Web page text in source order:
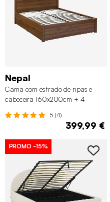
Nepal
Cama com estrado de ripas e
cabeceira 160x200cm + 4
5 (4)
399,99 €
PROMO -15%